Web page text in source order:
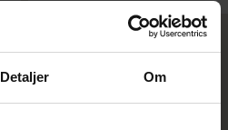
Detaljer Om